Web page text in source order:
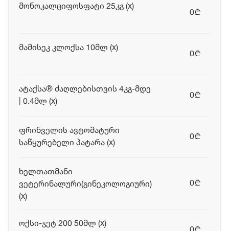
მონოკალციფოსფატი 25კგ (x)
0b
მამისეკ კლოქსა 10მლ (x)
0b
ატაქსა® ძაღლებისთვის 4კგ-მდე
| 0.4მლ (x)
0b
ფრინველის ავტომატური
საწყურებელი პატარა (x)
0b
ხელთათმანი
ვეტერინალური(გინეკოლოგიური)
(x)
0b
ოქსი-ჯეტ 200 50მლ (x)